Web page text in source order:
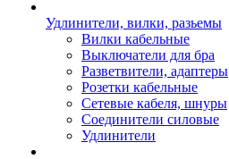
Удлинители, вилки, разьемы
Вилки кабельные
Выключатели для бра
Разветвители, адаптеры
Розетки кабельные
Сетевые кабеля, шнуры
Соединители силовые
Удлинители